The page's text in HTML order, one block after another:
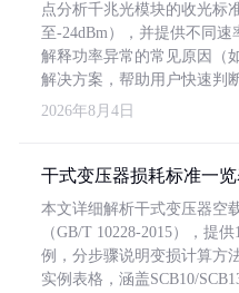
点分析千兆光模块的收光标
至-24dBm），并提供不同
解释功率异常的常见原因（
解决方案，帮助用户快速判
2026年8月4日
干式变压器损耗标准一
本文详细解析干式变压器空
（GB/T 10228-2015），提
例，分步骤说明变损计算方
实例表格，涵盖SCB10/